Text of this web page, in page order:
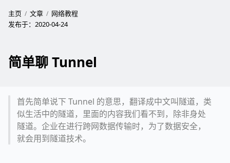
主页 文章
网络教程
发布于： 2020-04-24
简单聊 Tunnel
首先简单说下 Tunnel 的意思，翻译成中文叫隧道，类
似生活中的隧道，里面的内容我们看不到，除非身处
隧道。企业在进行跨网数据传输时，为了数据安全，
就会用到隧道技术。